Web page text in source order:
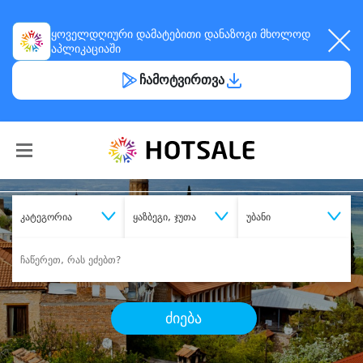
ყოველდღიური დამატებითი დანაზოგი მხოლოდ
აპლიკაციაში
ჩამოტვირთვა
კატეგორია ყაზბეგი, ჯუთა უბანი
ძიება
შეიძინესასურველი მომსახურება